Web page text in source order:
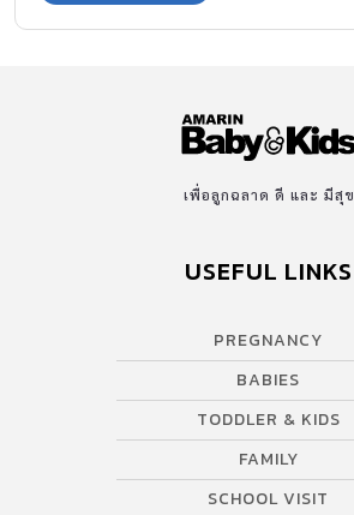
เพื่อลูกฉลาด ดี และ มีสุข
USEFUL LINKS
PREGNANCY
BABIES
TODDLER & KIDS
FAMILY
SCHOOL VISIT